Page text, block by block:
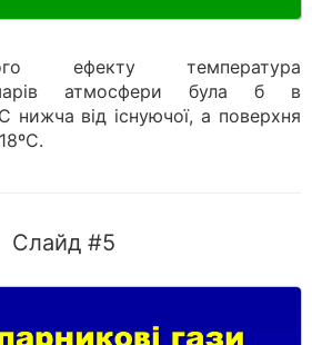
ефекту температура
атмосфери була б в
нижча від існуючої, а поверхня
Слайд #5